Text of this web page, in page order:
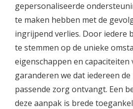
gepersonaliseerde
te maken hebben met de
ingrijpend verlies. Door iedere
te stemmen op de unieke
eigenschappen en capaciteiten
garanderen we dat iedereen
passende zorg ontvangt. Een
deze aanpak is brede